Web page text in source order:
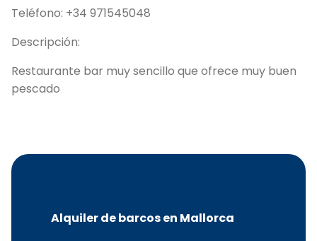
Teléfono: +34 971545048
Descripción:
Restaurante bar muy sencillo que ofrece muy buen
pescado
Alquiler de barcos en Mallorca